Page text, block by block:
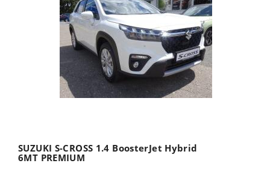
SUZUKI S-CROSS 1.4 BoosterJet Hybrid
6MT PREMIUM